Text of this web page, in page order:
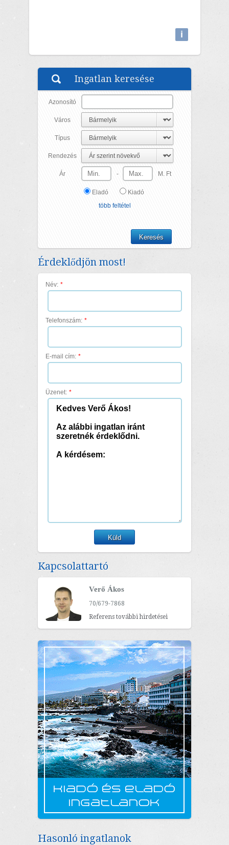
i
Ingatlan keresése
Azonosító
Város
Típus
Rendezés
Ár - M. Ft
Eladó
Kiadó
több feltétel
Érdeklődjön most!
Név: *
Telefonszám: *
E-mail cím: *
Üzenet: *
Kapcsolattartó
Verő Ákos
70/679-7868
Referens további hirdetései
Hasonló ingatlanok